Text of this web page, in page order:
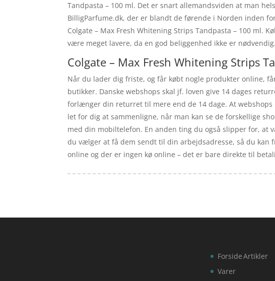
Tandpasta – 100 ml. Det er snart allemandsviden at man
BilligParfume.dk, der er blandt de førende i Norden inden
Colgate – Max Fresh Whitening Strips Tandpasta – 100 ml.
være meget lavere, da en god beliggenhed ikke er nødvendig.
Colgate – Max Fresh Whitening Strips
Når du lader dig friste, og får købt nogle produkter online,
butikker. Danske webshops skal jf. loven give 14 dages
forlænger din returret til mere end de 14 dage. At
let for dig at sammenligne, når man kan se de forskellige
med din mobiltelefon. En anden ting du også slipper for,
du vælger at få dem sendt til din arbejdsadresse, så du
online og der er ingen kø online – det er bare direkte til
Forside
Varer
Artikler